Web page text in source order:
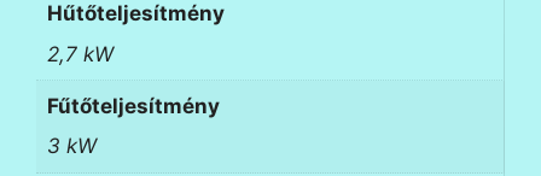
Hűtőteljesítmény
2,7 kW
Fűtőteljesítmény
3 kW